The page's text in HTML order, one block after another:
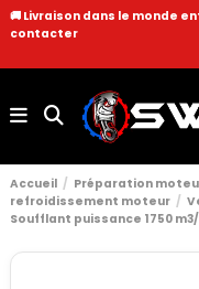
🚚 Livraison dans le monde
contacter
Accueil Préparation
refroidissement moteur
Soufflant puissance 1750